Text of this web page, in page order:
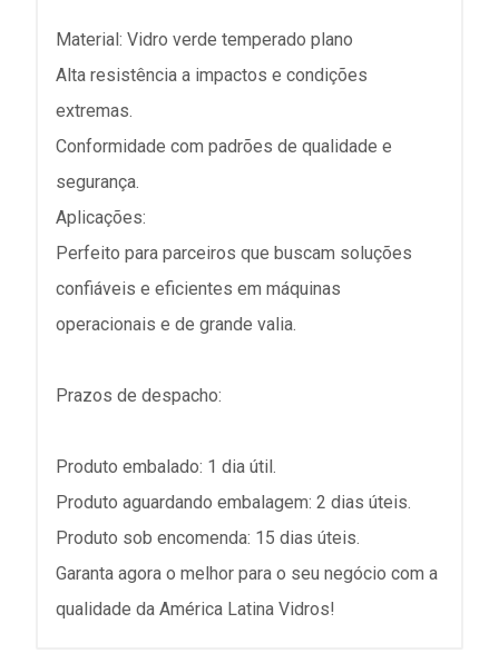
Material: Vidro verde temperado plano
Alta resistência a impactos e condições
extremas.
Conformidade com padrões de qualidade e
segurança.
Aplicações:
Perfeito para parceiros que buscam soluções
confiáveis e eficientes em máquinas
operacionais e de grande valia.
Prazos de despacho:
Produto embalado: 1 dia útil.
Produto aguardando embalagem: 2 dias úteis.
Produto sob encomenda: 15 dias úteis.
Garanta agora o melhor para o seu negócio com a
qualidade da América Latina Vidros!